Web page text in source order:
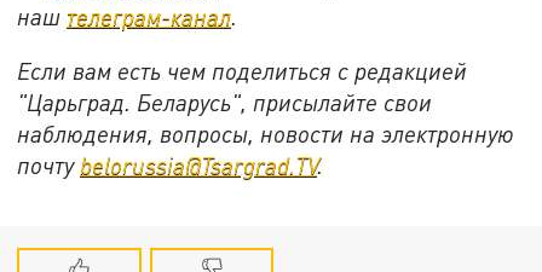
наш телеграм-канал
Если вам есть чем поделиться с редакцией
"Царьград. Беларусь", присылайте свои
наблюдения, вопросы, новости на электронную
почту belorussia@Tsargrad.TV.